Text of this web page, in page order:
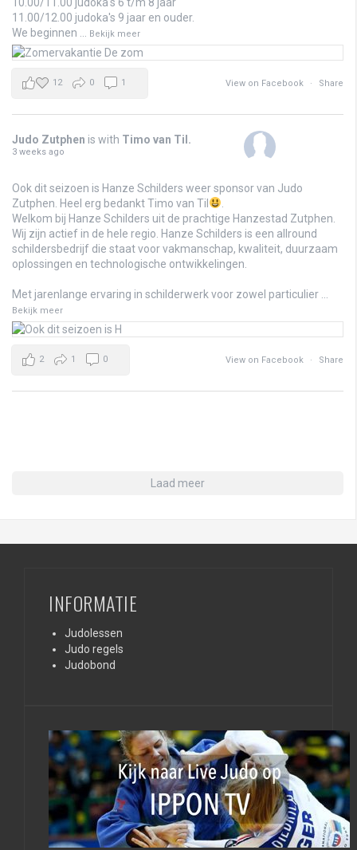
11.00/12.00 judoka's 9 jaar en ouder.
We beginnen
Bekijk meer
View on Facebook · Share
12 0 1
Judo Zutphen is with Timo van Til.
3 weeks ago
Ook dit seizoen is Hanze Schilders weer sponsor van Judo
Zutphen. Heel erg bedankt Timo van Til
Welkom bij Hanze Schilders uit de prachtige Hanzestad Zutphen.
Wij zijn actief in de hele regio. Hanze Schilders is een allround
schildersbedrijf die staat voor vakmanschap, kwaliteit, duurzaam
oplossingen en technologische ontwikkelingen.
Met jarenlange ervaring in schilderwerk voor zowel particulier
Bekijk meer
View on Facebook · Share
2 1 0
Laad meer
INFORMATIE
Judolessen
Judo regels
Judobond